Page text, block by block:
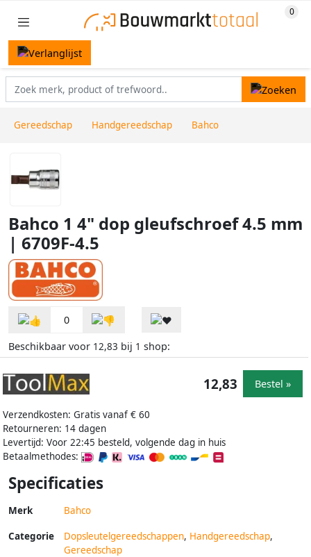
Gereedschap Handgereedschap Bahco
Bahco 1 4" dop gleufschroef 4.5 mm
| 6709F-4.5
0
Beschikbaar voor 12,83 bij 1 shop:
Verzendkosten: Gratis vanaf € 60
Retourneren: 14 dagen
Levertijd: Voor 22:45 besteld, volgende dag in huis
Betaalmethodes:
12,83 Bestel »
Specificaties
Merk Bahco
Categorie Dopsleutelgereedschappen, Handgereedschap,
Gereedschap